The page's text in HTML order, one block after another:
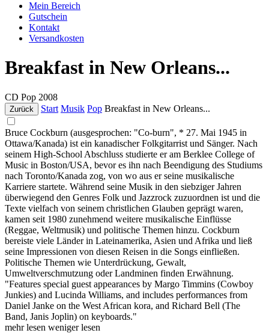
Mein Bereich
Gutschein
Kontakt
Versandkosten
Breakfast in New Orleans...
CD Pop 2008
Zurück Start Musik Pop Breakfast in New Orleans...
Bruce Cockburn (ausgesprochen: "Co-burn", * 27. Mai 1945 in
Ottawa/Kanada) ist ein kanadischer Folkgitarrist und Sänger. Nach
seinem High-School Abschluss studierte er am Berklee College of
Music in Boston/USA, bevor es ihn nach Beendigung des Studiums
nach Toronto/Kanada zog, von wo aus er seine musikalische
Karriere startete. Während seine Musik in den siebziger Jahren
überwiegend den Genres Folk und Jazzrock zuzuordnen ist und die
Texte vielfach von seinem christlichen Glauben geprägt waren,
kamen seit 1980 zunehmend weitere musikalische Einflüsse
(Reggae, Weltmusik) und politische Themen hinzu. Cockburn
bereiste viele Länder in Lateinamerika, Asien und Afrika und ließ
seine Impressionen von diesen Reisen in die Songs einfließen.
Politische Themen wie Unterdrückung, Gewalt,
Umweltverschmutzung oder Landminen finden Erwähnung.
"Features special guest appearances by Margo Timmins (Cowboy
Junkies) and Lucinda Williams, and includes performances from
Daniel Janke on the West African kora, and Richard Bell (The
Band, Janis Joplin) on keyboards."
mehr lesen weniger lesen